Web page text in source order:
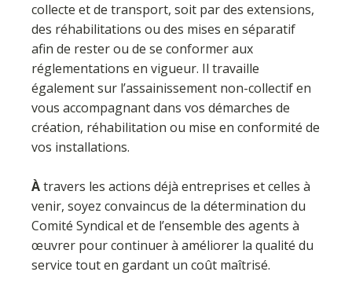
collecte et de transport, soit par des extensions,
des réhabilitations ou des mises en séparatif
afin de rester ou de se conformer aux
réglementations en vigueur. Il travaille
également sur l’assainissement non-collectif en
vous accompagnant dans vos démarches de
création, réhabilitation ou mise en conformité de
vos installations.
Àtravers les actions déjà entreprises et celles à
venir, soyez convaincus de la détermination du
Comité Syndical et de l’ensemble des agents à
œuvrer pour continuer à améliorer la qualité du
service tout en gardant un coût maîtrisé.